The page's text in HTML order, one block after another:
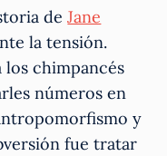
deJane
la tensión.
los chimpancés
números en
y
fue tratar